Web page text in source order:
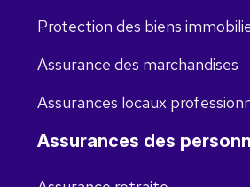
Protection des biens
Assurance des marchandises
Assurances locaux
Assurances des